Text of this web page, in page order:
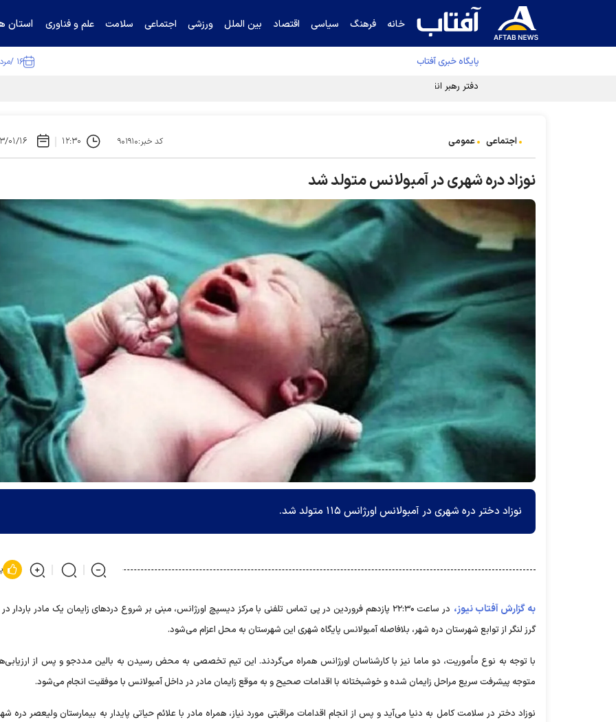
خانه فرهنگ سیاسی اقتصاد بین الملل ورزشی اجتماعی سلامت علم و فناوری استان
پایگاه خبری آفتاب ۱۶ /مرداد /۱۴۰۵
دفتر رهبر انقلاب ادعای خرازی درباره پزشکیان را تکذیب کرد
اجتماعی عمومی کد خبر:۹۰۱۹۱۰ ۱۲:۳۰ ۱۴۰۳/
نوزاد دره شهری در آمبولانس متولد شد
نوزاد دختر دره شهری در آمبولانس اورژانس ۱۱۵ متولد شد.
به گزارش آفتاب نیوز،
در ساعت ۲۲:۳۰ پازدهم فروردین در پی تماس تلفنی با مرکز دیسپچ اورژانس، مبنی بر شروع درد‌های زایمان یک مادر باردار
گرز لنگر از توابع شهرستان دره شهر، بلافاصله آمبولانس پایگاه شهری این شهرستان به محل اعزام می‌شود.
با توجه به نوع مأموریت، دو ماما نیز با کارشناسان اورژانس همراه می‌گردند. این تیم تخصصی به محض رسیدن به بالین مددجو و پس از
متوجه پیشرفت سریع مراحل زایمان شده و خوشبختانه با اقدامات صحیح و به موقع زایمان مادر در داخل آمبولانس با موفقیت انجام می‌شود.
نوزاد دختر در سلامت کامل به دنیا می‌آید و پس از انجام اقدامات مراقبتی مورد نیاز، همراه مادر با علائم حیاتی پایدار به بیمارستان ولیعصر دره